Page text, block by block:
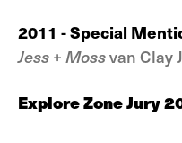
2011 - Special
Jess + Mossvan Clay
Explore Zone Jury